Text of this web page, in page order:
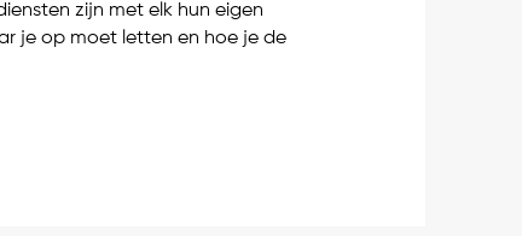
zijn met elk hun eigen
je op moet letten en hoe je de